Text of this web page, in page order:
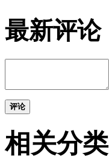
最新评论
评论
相关分类